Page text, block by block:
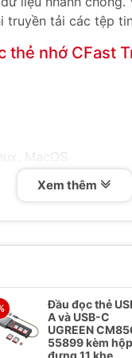
tải các tệp
nhớ CFast
MacOS
nhớ CFast
CFast 2.0 và
mang theo bên
Transcend nổi
Xem thêm
Đầu đọc thẻ
A và USB-C
UGREEN
55899 kèm hộp
đựng 11 khe